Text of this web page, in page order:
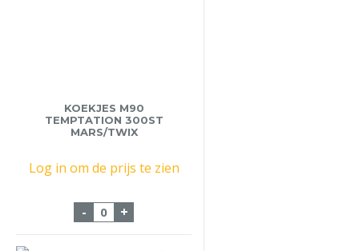
KOEKJES M90
TEMPTATION 300ST
MARS/TWIX
Log in om de prijs te zien
- Koekjes M90 Temptation 300st mars/
+